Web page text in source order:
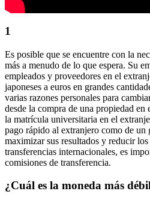
1
Es posible que se encuentre con la
más a menudo de lo que espera. Su
empleados y proveedores en el
japoneses a euros en grandes
varias razones personales para
desde la compra de una propiedad en
la matrícula universitaria en el
pago rápido al extranjero como de un
maximizar sus resultados y reducir los
transferencias internacionales, es
comisiones de transferencia.
¿Cuál es la moneda más